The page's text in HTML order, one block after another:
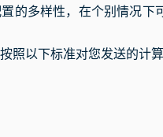
的多样性，在个别情况
以下标准对您发送的计算